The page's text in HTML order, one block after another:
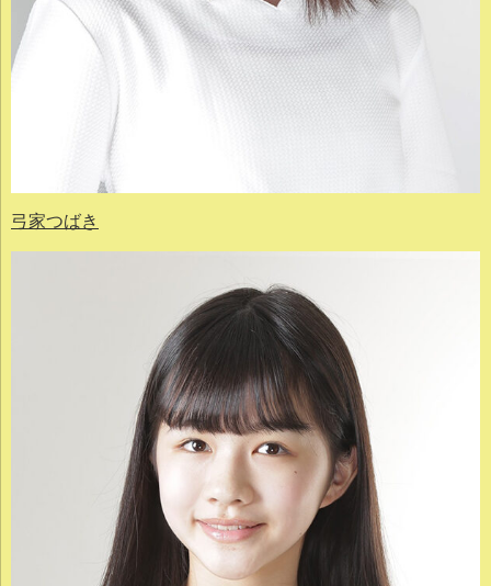
弓家つばき